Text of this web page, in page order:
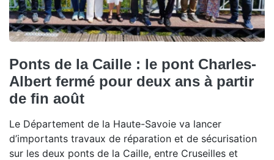
Ponts de la Caille : le pont Charles-
Albert fermé pour deux ans à partir
de fin août
Le Département de la Haute-Savoie va lancer
d’importants travaux de réparation et de sécurisation
sur les deux ponts de la Caille, entre Cruseilles et